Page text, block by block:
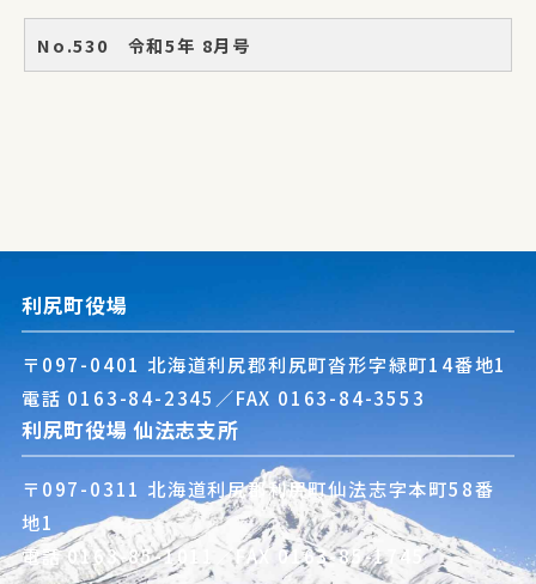
No.530 令和5年 8月号
利尻町役場
〒097-0401 北海道利尻郡利尻町沓形字緑町14番地1
電話 0163-84-2345 ／FAX 0163-84-3553
利尻町役場 仙法志支所
〒097-0311 北海道利尻郡利尻町仙法志字本町58番
地1
電話0163-85-1011 ／FAX 0163-85-1745